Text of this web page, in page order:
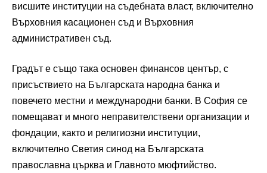
висшите институции на съдебната власт, включително
Върховния касационен съд и Върховния
административен съд.
Градът е също така основен финансов център, с
присъствието на Българската народна банка и
повечето местни и международни банки. В София се
помещават и много неправителствени организации и
фондации, както и религиозни институции,
включително Светия синод на Българската
православна църква и Главното мюфтийство.